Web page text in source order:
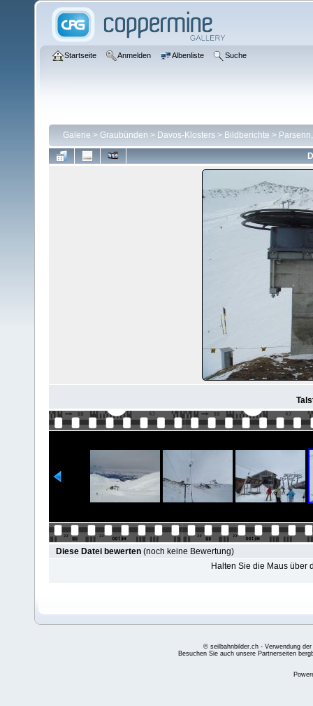
Startseite Anmelden Albenliste Suche
Galerie > Graubünden > Davos-Klosters > Bildberichte >
Diese Datei bewerten (noch keine Bewertung)
Halten Sie die Maus über
© seilbahnbilder.ch - Verwendung
Besuchen Sie auch unsere Partnerseiten